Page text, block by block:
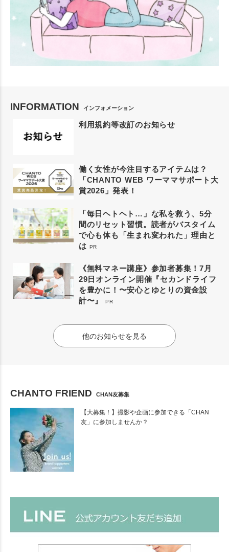
INFORMATION インフォメーション
利用規約等改訂のお知らせ
働く女性が今注目するアイテムは？
「CHANTO WEB ワーママサポート大
賞2026」発表！
「毎日ヘトヘト…」な私を救う、5分
間のリセット習慣。読者がバスタイム
で心も体も「生まれ変われた」理由と
は PR
《無料マネー講座》参加者募集！7月
29日オンライン開催『セカンドライフ
を豊かに！〜安心とゆとりの資金設
計〜』
PR
他のお知らせを見る
CHANTO FRIEND CHAN友募集
【大募集！】撮影や企画に参加できる「CHAN
友」に参加しませんか？